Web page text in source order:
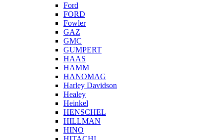
Ford
FORD
Fowler
GAZ
GMC
GUMPERT
HAAS
HAMM
HANOMAG
Harley Davidson
Healey
Heinkel
HENSCHEL
HILLMAN
HINO